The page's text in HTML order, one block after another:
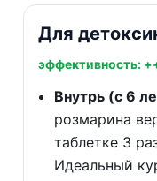
Для
эффективность:
Внутрь (с 6
розмарина
таблетке 3
Идеальный